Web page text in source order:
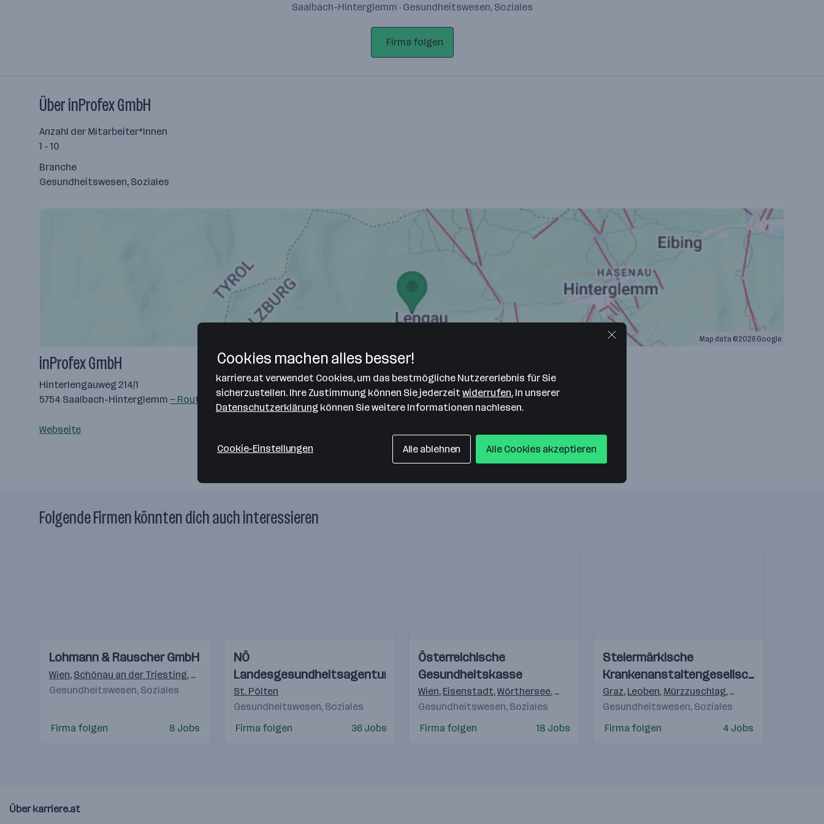
Saalbach-Hinterglemm · Gesundheitswesen, Soziales
Firma folgen
Über inProfex GmbH
Anzahl der Mitarbeiter*innen
1 - 10
Branche
Gesundheitswesen, Soziales
Map data ©2026 Google
inProfex GmbH
Hinterlengauweg 214/1
5754 Saalbach-Hinterglemm — Route berechnen
Webseite
Folgende Firmen könnten dich auch interessieren
Videos
Einblicke
Einblicke
Lohmann & Rauscher GmbH
Wien, Schönau an der Triesting, Graz
Gesundheitswesen, Soziales
Firma folgen 8 Jobs
Videos
Einblicke
Einblicke
NÖ
Landesgesundheitsagentur
St. Pölten
Gesundheitswesen, Soziales
Firma folgen
36 Jobs
Videos
Einblicke
Einblicke
Österreichische
Gesundheitskasse
Wien, Eisenstadt,Wörthersee, Pölten Linz,Salzburg,Graz,Innsbruck,Dornbirn
Gesundheitswesen, Soziales
Firma folgen
18 Jobs
Videos
Einblicke
Einblicke
Steiermärkische
Krankenanstaltengesellschaft
(KAGes)
Graz, Leoben, Mürzzuschlag, Feldbach
Gesundheitswesen, Soziales
Firma folgen
4 Jobs
Über karriere.at
Cookies machen alles besser!
karriere.at verwendet Cookies, um das bestmögliche Nutzererlebnis für Sie
sicherzustellen. Ihre Zustimmung können Sie jederzeit widerrufen. In unserer
Datenschutzerklärung können Sie weitere Informationen nachlesen.
Cookie-Einstellungen Alle ablehnen Alle Cookies akzeptieren